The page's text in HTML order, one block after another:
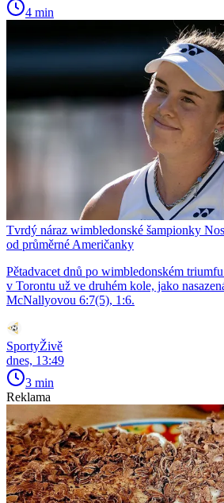
4 min
Tvrdý náraz wimbledonské šampionky
od průměrné Američanky
Pětadvacet dnů po wimbledonském
v Torontu už ve druhém kole, jako
McNallyovou 6:7(5), 1:6.
SportyŽivě
dnes, 13:49
3 min
Reklama